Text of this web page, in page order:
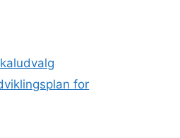
for